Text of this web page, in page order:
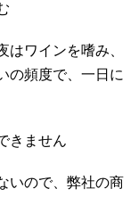
ワインを嗜み、
頻度で、一日に
きません
いので、弊社の商